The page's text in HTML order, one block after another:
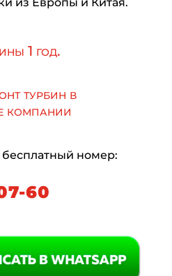
из Европы и Китая.
1 год.
турбин в
компании
номер:
60